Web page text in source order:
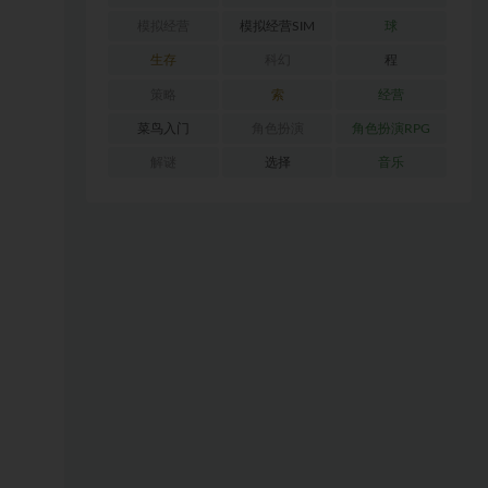
模拟经营SIM 球
生存 程
索 经营
菜鸟入门 角色扮演RPG
选择 音乐